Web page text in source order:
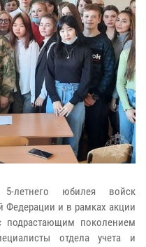
летнего юбилея войск
Федерации и в рамках акции
подрастающим поколением
отдела учета и